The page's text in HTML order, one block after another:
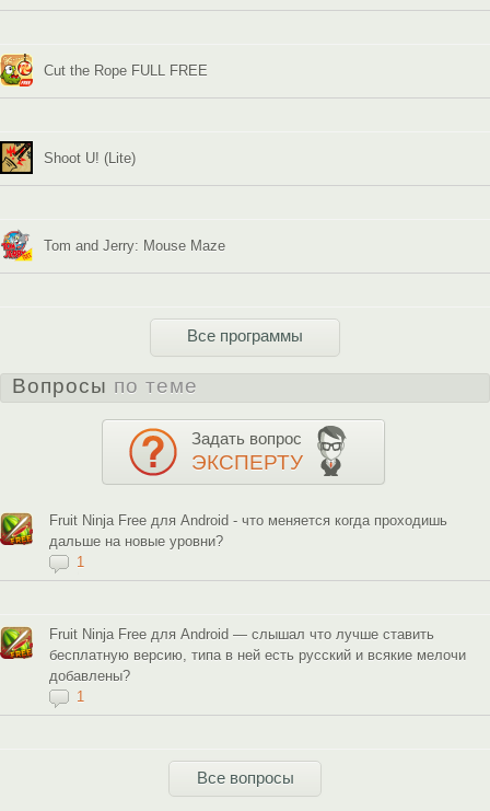
Cut the Rope FULL FREE
Shoot U! (Lite)
Tom and Jerry: Mouse Maze
Все программы
Вопросы по теме
Задать вопрос
ЭКСПЕРТУ
Fruit Ninja Free для Android - что меняется когда проходишь
дальше на новые уровни?
1
Fruit Ninja Free для Android — слышал что лучше ставить
бесплатную версию, типа в ней есть русский и всякие мелочи
добавлены?
1
Все вопросы